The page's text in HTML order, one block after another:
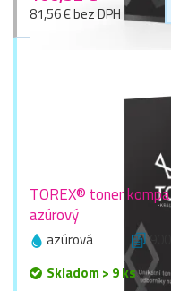
81,56 € bez DPH
TOREX® toner
azúrový
azúrová
Skladom > 9 ks